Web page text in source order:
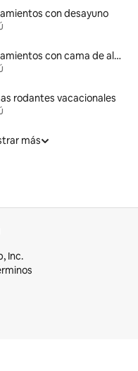
con desayuno
Alojamientos con cama de altura accesible
rodantes vacacionales
más
Inc.